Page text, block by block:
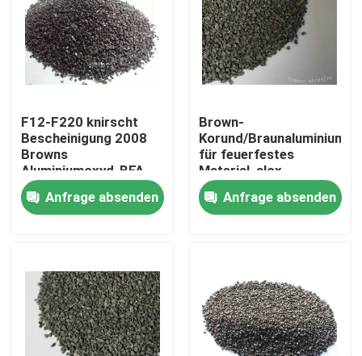
Produkte
Über uns
F12-F220 knirscht
Bescheinigung 2008
Browns
Aluminiumoxyd-BFA
36# ISO9001
Anfrage absenden
Brown-
Korund/
für feuerfestes
Material, alox
Aluminiumoxyd
Anfrage absenden